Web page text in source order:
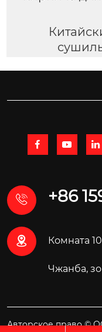
 
 +86
 Комната
Чжанба,
Авторское право ©